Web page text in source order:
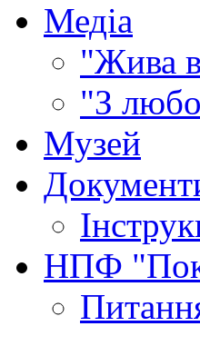
Медіа
"Жива
"З
Музей
НПФ